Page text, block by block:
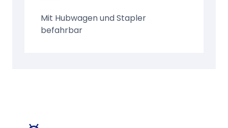
Mit Hubwagen und Stapler
befahrbar